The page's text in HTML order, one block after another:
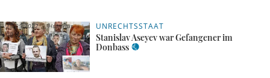
UNRECHTSSTAAT
Stanislav Aseyev war Gefangener im
Donbass
25.05.2022,
09 Uhr
Hubertus
Knabe